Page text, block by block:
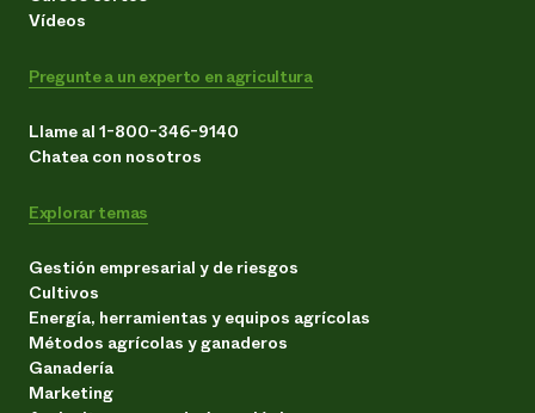
Vídeos
Pregunte a un experto en agricultura
Llame al 1-800-346-9140
Chatea con nosotros
Explorar temas
Gestión empresarial y de riesgos
Cultivos
Energía, herramientas y equipos agrícolas
Métodos agrícolas y ganaderos
Ganadería
Marketing